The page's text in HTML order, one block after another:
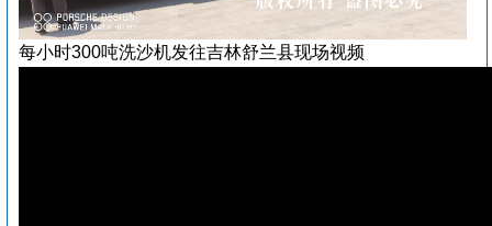
每小时300吨洗沙机发往吉林舒兰县现场视频